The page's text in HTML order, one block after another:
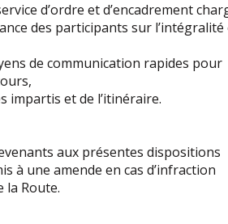
d’ordre et d’encadrement
des participants sur l’intégralité
de communication rapides pour
et de l’itinéraire.
aux présentes dispositions
à une amende en cas d’infraction
la Route.